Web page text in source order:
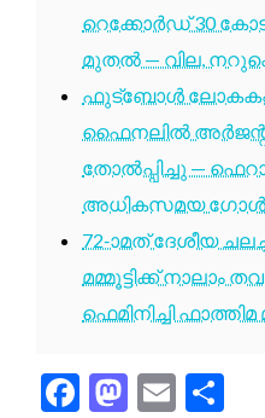
റെക്കോർഡ് 30
മുതൽ — വില,
ഫുട്ബോൾ ലോകകപ്പ്
ഫൈനലിൽ
തോൽപ്പിച്ചു —
അധികസമയ ഗോൾ
72-ാമത് ദേശീയ
മമ്മൂട്ടിക്ക് നാലാം
ഫെമിനിച്ചി
Facebook
Email